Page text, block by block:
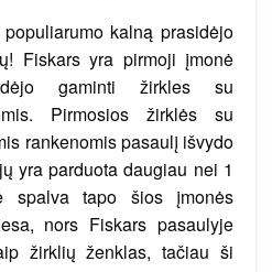
kalną prasidėjo
Fiskars yra pirmoji įmonė
gaminti žirkles su
Pirmosios žirklės su
rankenomis pasaulį išvydo
yra parduota daugiau nei 1
spalva tapo šios įmonės
nors Fiskars pasaulyje
žirklių ženklas, tačiau ši